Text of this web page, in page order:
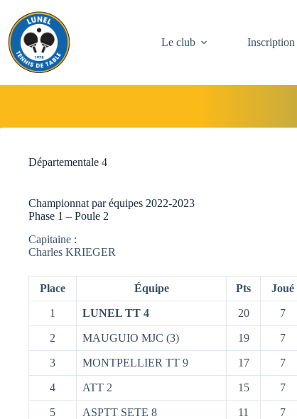
contenu
Le club
Inscription
Départementale 4
Championnat par équipes 2022-2023
Phase 1 – Poule 2
Capitaine :
Charles KRIEGER
Place Équipe Pts Joué
1 LUNEL TT 4 20 7
2 MAUGUIO MJC (3) 19 7
3 MONTPELLIER TT 9 17 7
4 ATT 2 15 7
5 ASPTT SETE 8 11 7